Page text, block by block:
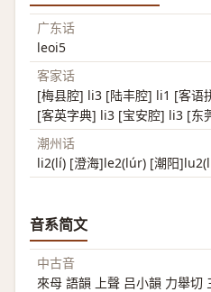
广东话
leoi5
客家话
[梅县腔] li3 [陆丰腔] li1 [客
[客英字典] li3 [宝安腔] li3 [东
潮州话
li2(lí) [澄海]le2(lúr) [潮阳
音系简文
中古音
來母 語韻 上聲 吕小韻 力舉切